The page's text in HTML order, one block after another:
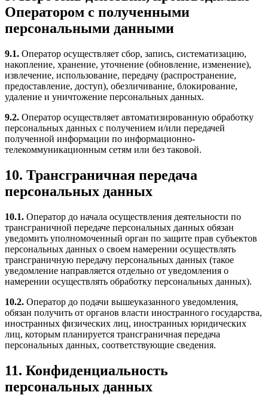
Оператором с полученными
персональными данными
9.1. Оператор осуществляет сбор, запись, систематизацию,
накопление, хранение, уточнение (обновление, изменение),
извлечение, использование, передачу (распространение,
предоставление, доступ), обезличивание, блокирование,
удаление и уничтожение персональных данных.
9.2. Оператор осуществляет автоматизированную обработку
персональных данных с получением и/или передачей
полученной информации по информационно-
телекоммуникационным сетям или без таковой.
10. Трансграничная передача
персональных данных
10.1. Оператор до начала осуществления деятельности по
трансграничной передаче персональных данных обязан
уведомить уполномоченный орган по защите прав субъектов
персональных данных о своем намерении осуществлять
трансграничную передачу персональных данных (такое
уведомление направляется отдельно от уведомления о
намерении осуществлять обработку персональных данных).
10.2. Оператор до подачи вышеуказанного уведомления,
обязан получить от органов власти иностранного государства,
иностранных физических лиц, иностранных юридических
лиц, которым планируется трансграничная передача
персональных данных, соответствующие сведения.
11. Конфиденциальность
персональных данных